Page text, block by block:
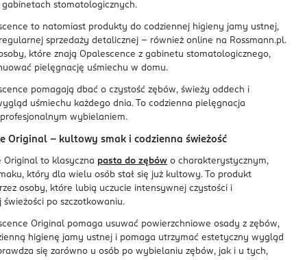
gabinetach stomatologicznych.
to natomiast produkty do codziennej higieny jamy ustnej,
sprzedaży detalicznej – również online na Rossmann.pl.
które znają Opalescence z gabinetu stomatologicznego,
pielęgnację uśmiechu w domu.
pomagają dbać o czystość zębów, świeży oddech i
uśmiechu każdego dnia. To codzienna pielęgnacja
wybielaniem.
Original – kultowy smak i codzienna świeżość
Original to klasyczna pasta do zębów o charakterystycznym,
który dla wielu osób stał się już kultowy. To produkt
osoby, które lubią uczucie intensywnej czystości i
świeżości po szczotkowaniu.
Original pomaga usuwać powierzchniowe osady z zębów,
higienę jamy ustnej i pomaga utrzymać estetyczny wygląd
się zarówno u osób po wybielaniu zębów, jak i u tych,